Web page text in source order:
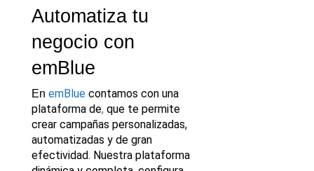
Automatiza tu
negocio con
emBlue
En emBlue contamos con una
plataforma de, que te permite
crear campañas personalizadas,
automatizadas y de gran
efectividad. Nuestra plataforma